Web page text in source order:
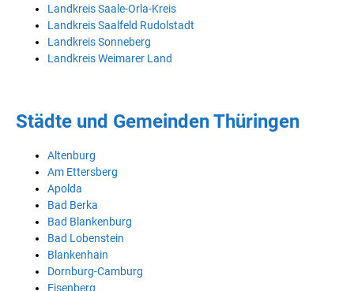
Landkreis Saale-Orla-Kreis
Landkreis Saalfeld Rudolstadt
Landkreis Sonneberg
Landkreis Weimarer Land
Städte und Gemeinden Thüringen
Altenburg
Am Ettersberg
Apolda
Bad Berka
Bad Blankenburg
Bad Lobenstein
Blankenhain
Dornburg-Camburg
Eisenberg